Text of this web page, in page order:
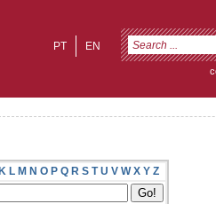
EN
PT
L M N O P Q R S T U V W X Y Z